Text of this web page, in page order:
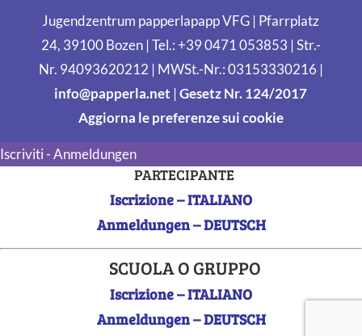
Jugendzentrum papperlapapp VFG | Pfarrplatz
24, 39100 Bozen | Tel.: +39 0471 053853 | Str.-
Nr. 94093620212 | MWSt.-Nr.: 03153330216 |
info@papperla.net |Gesetz Nr. 124/2017
Aggiorna le preferenze sui cookie
Iscriviti - Anmeldungen
PARTECIPANTE
Iscrizione – ITALIANO
Anmeldungen – DEUTSCH
SCUOLA O GRUPPO
Iscrizione – ITALIANO
Anmeldungen – DEUTSCH